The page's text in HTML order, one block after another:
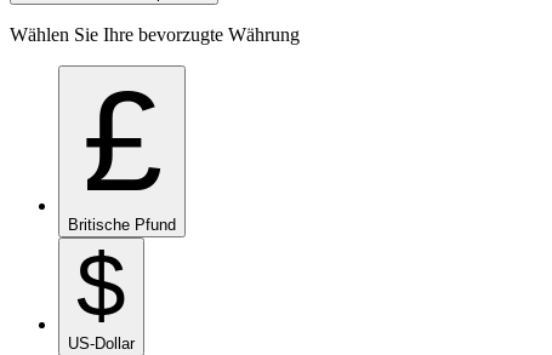
Wählen Sie Ihre bevorzugte Währung
£
Britische Pfund
$
US-Dollar